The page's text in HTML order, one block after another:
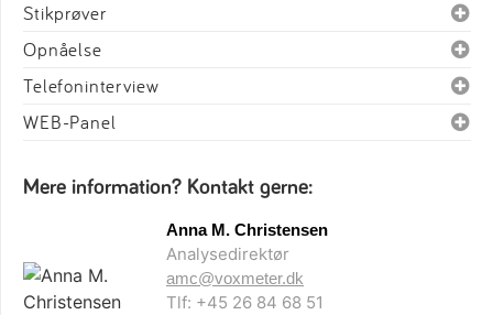
Stikprøver
Opnåelse
Telefoninterview
WEB-Panel
Mere information? Kontakt gerne:
Anna M. Christensen
Analysedirektør
amc@voxmeter.dk
Tlf: +45 26 84 68 51